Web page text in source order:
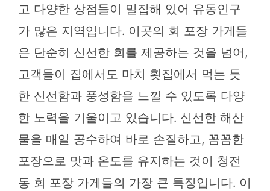
고 다양한 상점들이 밀집해 있어 유동인구
가 많은 지역입니다. 이곳의 회 포장 가게들
은 단순히 신선한 회를 제공하는 것을 넘어,
고객들이 집에서도 마치 횟집에서 먹는 듯
한 신선함과 풍성함을 느낄 수 있도록 다양
한 노력을 기울이고 있습니다. 신선한 해산
물을 매일 공수하여 바로 손질하고, 꼼꼼한
포장으로 맛과 온도를 유지하는 것이 청전
동 회 포장 가게들의 가장 큰 특징입니다. 이